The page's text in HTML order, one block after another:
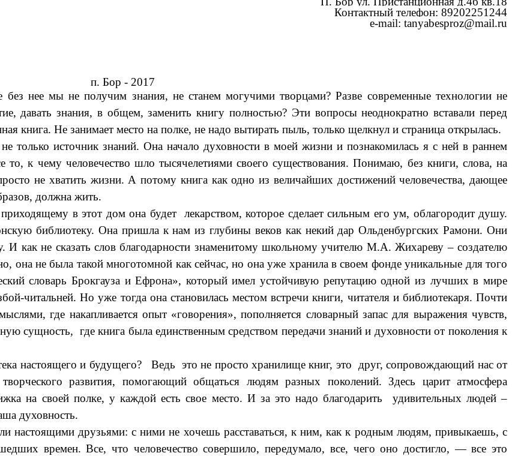
Контактный телефон: 89202251244
e-mail: tanyabesproz@mail.ru
п. Бор - 2017
нее мы не получим знания, не станем могучими творцами? Разве современные технологии не
давать знания, в общем, заменить книгу полностью? Эти вопросы неоднократно вставали перед
книга. Не занимает место на полке, не надо вытирать пыль, только щелкнул и страница открылась.
источник знаний. Она начало духовности в моей жизни и познакомилась я с ней в раннем
то, к чему человечество шло тысячелетиями своего существования. Понимаю, без книги, слова, на
не хватить жизни. А потому книга как одно из величайших достижений человечества, дающее
должна жить.
в этот дом она будет лекарством, которое сделает сильным его ум, облагородит душу.
библиотеку. Она пришла к нам из глубины веков как некий дар Ольденбургских Рамони. Они
как не сказать слов благодарности знаменитому школьному учителю М.А. Жихареву – создателю
она не была такой многотомной как сейчас, но она уже хранила в своем фонде уникальные для того
словарь Брокгауза и Ефрона», который имел устойчивую репутацию одной из лучших в мире
читальней. Но уже тогда она становилась местом встречи книги, читателя и библиотекаря. Почти
где накапливается опыт «говорения», пополняется словарный запас для выражения чувств,
сущность, где книга была единственным средством передачи знаний и духовности от поколения к
настоящего и будущего?
Ведь это не просто хранилище книг, это друг, сопровождающий нас от
развития, помогающий общаться людям разных поколений. Здесь царит атмосфера
на своей полке, у каждой есть свое место. И за это надо благодарить удивительных людей –
духовность.
настоящими друзьями: с ними не хочешь расставаться, к ним, как к родным людям, привыкаешь, с
времен. Все, что человечество совершило, передумало, все, чего оно достигло, — все это